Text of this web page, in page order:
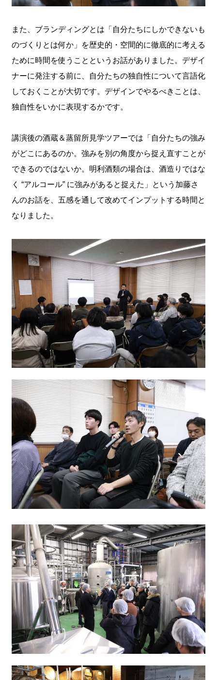
また、ブランディングとは「自分たちにしかできないも
のづくりとは何か」を歴史的・空間的に徹底的に考える
ために時間を使うことというお話がありました。デザイ
ナーに発注する前に、自分たちの独自性について言語化
しておくことが大切です。デザインでやるべきことは、
独自性をいかに表現するかです。
講演後の酒蔵＆蒸留所見学ツアーでは「自分たちの強み
がどこにあるのか。強みを別の角度から捉え直すことが
できるのではないか。明利酒類の場合は、酒造りではな
く “アルコール” に強みがあると捉えた」という加藤さ
んのお話を、五感を通して改めてインプットする時間と
なりました。